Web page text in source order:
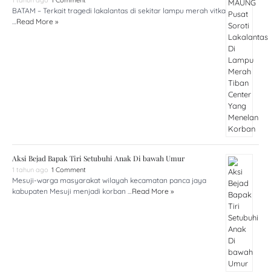
BATAM – Terkait tragedi lakalantas di sekitar lampu merah vitka
Read More »
Aksi Bejad Bapak Tiri Setubuhi Anak Di bawah Umur
1 tahun ago 1 Comment
Mesuji-warga masyarakat wilayah kecamatan panca jaya
kabupaten Mesuji menjadi korban … Read More »